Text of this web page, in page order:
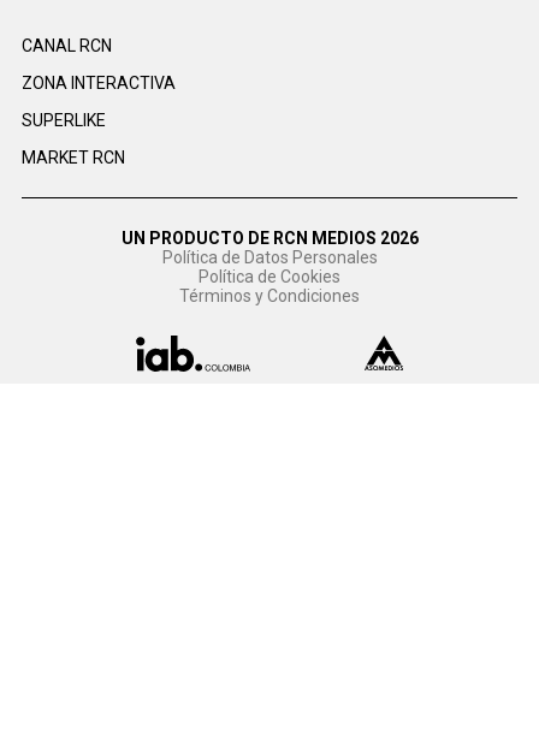
CANAL RCN
ZONA INTERACTIVA
SUPERLIKE
MARKET RCN
UN PRODUCTO DE RCN MEDIOS 2026
Política de Datos Personales
Política de Cookies
Términos y Condiciones